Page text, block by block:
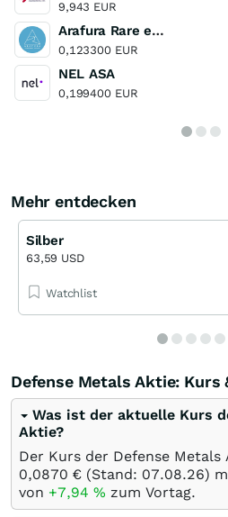
9,943 EUR
Arafura Rare earths
0,123300 EUR
NEL ASA
0,199400 EUR
Mehr entdecken
Silber
63,59 USD
Watchlist
Defense Metals Aktie: Kurs
Was ist der aktuelle Kurs
Aktie?
Der Kurs der Defense
0,0870 € (Stand: 07.08.26)
von +7,94 % zum Vortag.